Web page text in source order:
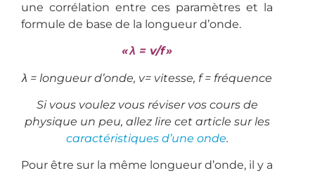
une corrélation entre ces paramètres et la
formule de base de la longueur d’onde.
« λ = v/f »
λ = longueur d’onde, v= vitesse, f = fréquence
Si vous voulez vous réviser vos cours de
physique un peu, allez lire cet article sur les
caractéristiques d’une onde.
Pour être sur la même longueur d’onde, il y a